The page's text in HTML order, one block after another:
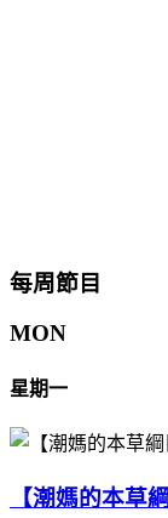
每周節目
MON
星期一
【潮媽的本草